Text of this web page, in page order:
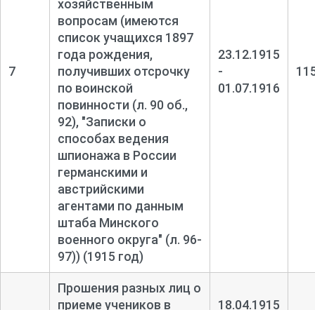
7
хозяйственным
вопросам (имеются
список учащихся 1897
года рождения,
получивших отсрочку
по воинской
повинности (л. 90 об.,
92), "Записки о
способах ведения
шпионажа в России
германскими и
австрийскими
агентами по данным
штаба Минского
военного округа" (л. 96-
97)) (1915 год)
23.12.1915
-
01.07.1916
Прошения разных лиц о
приеме учеников в
18.04.1915